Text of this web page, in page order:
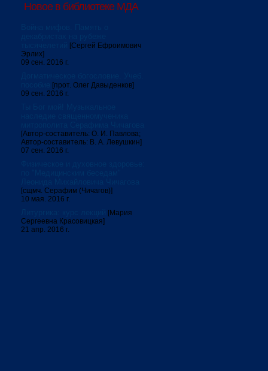
Новое в библиотеке МДА
[Сергей Ефроимович
Эрлих]
09 сен. 2016 г.
[прот. Олег Давыденков]
09 сен. 2016 г.
[Автор-составитель: О. И. Павлова;
Автор-составитель: В. А. Левушкин]
07 сен. 2016 г.
[сщмч. Серафим (Чичагов)]
10 мая. 2016 г.
[Мария
Сергеевна Красовицкая]
21 апр. 2016 г.